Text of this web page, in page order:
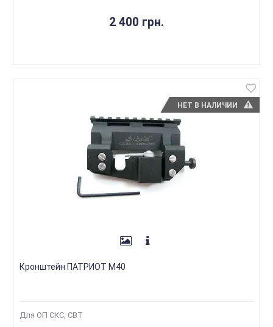
2 400 грн.
НЕТ В НАЛИЧИИ
Кронштейн ПАТРИОТ М40
Для ОП СКС, СВТ